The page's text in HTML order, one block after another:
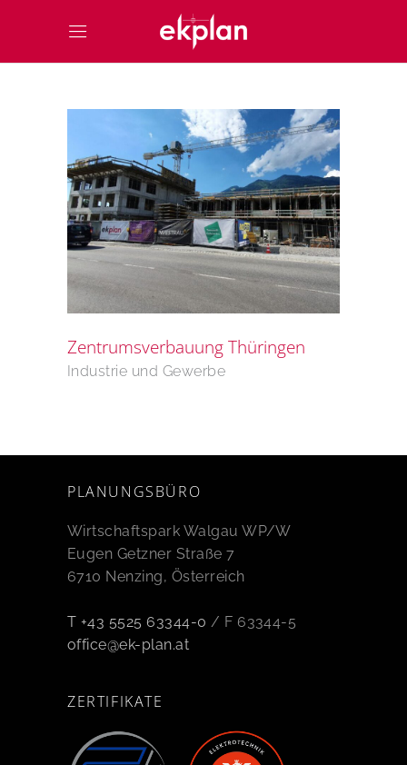
Zentrumsverbauung Thüringen
Industrie und Gewerbe
PLANUNGSBÜRO
Wirtschaftspark Walgau WP/W
Eugen Getzner Straße 7
6710 Nenzing, Österreich
T +43 5525 63344-0 / F 63344-5
office@ek-plan.at
ZERTIFIKATE